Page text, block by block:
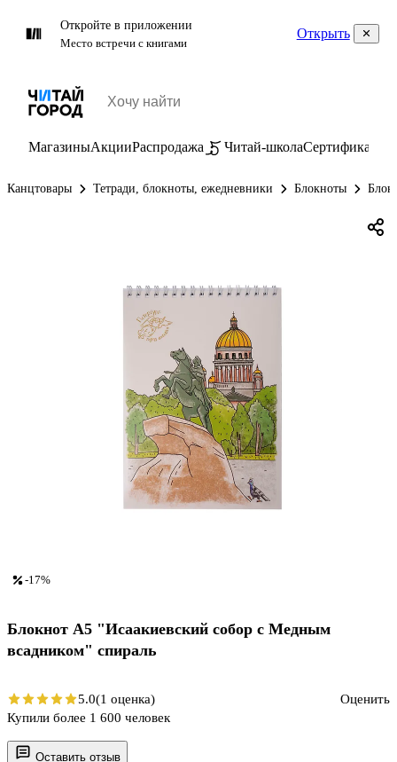
Откройте в приложении
Место встречи с книгами
Открыть
МагазиныАкцииРаспродажа Читай-школаСертификаты
Канцтовары Тетради, блокноты, ежедневники Блокноты
Оставить отзыв
-17%
Блокнот А5 "Исаакиевский собор с Медным
всадником" спираль
5.0(1 оценка)
Оценить
Купили более 1 600 человек